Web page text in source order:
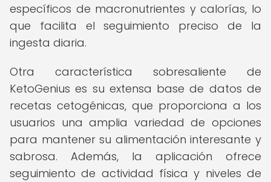
específicos de macronutrientes y calorías, lo
que facilita el seguimiento preciso de la
ingesta diaria.
Otra característica sobresaliente de
KetoGenius es su extensa base de datos de
recetas cetogénicas, que proporciona a los
usuarios una amplia variedad de opciones
para mantener su alimentación interesante y
sabrosa. Además, la aplicación ofrece
seguimiento de actividad física y niveles de